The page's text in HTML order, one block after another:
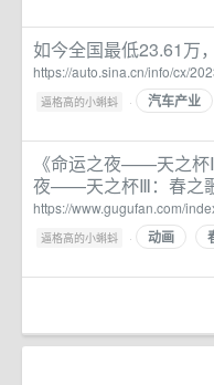
如今全国最低23.61万
https://auto.sina.cn/info/cx/
逼格高的小蝌蚪 · 汽车产业
《命运之夜——天之杯
夜——天之杯Ⅲ：春之
https://www.gugufan.com/
逼格高的小蝌蚪 · 动画